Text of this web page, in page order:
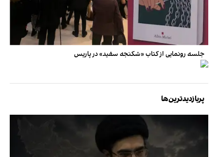
جلسه رونمایی از کتاب «شکنجه سفید» در پاریس
پربازدیدترین‌ها